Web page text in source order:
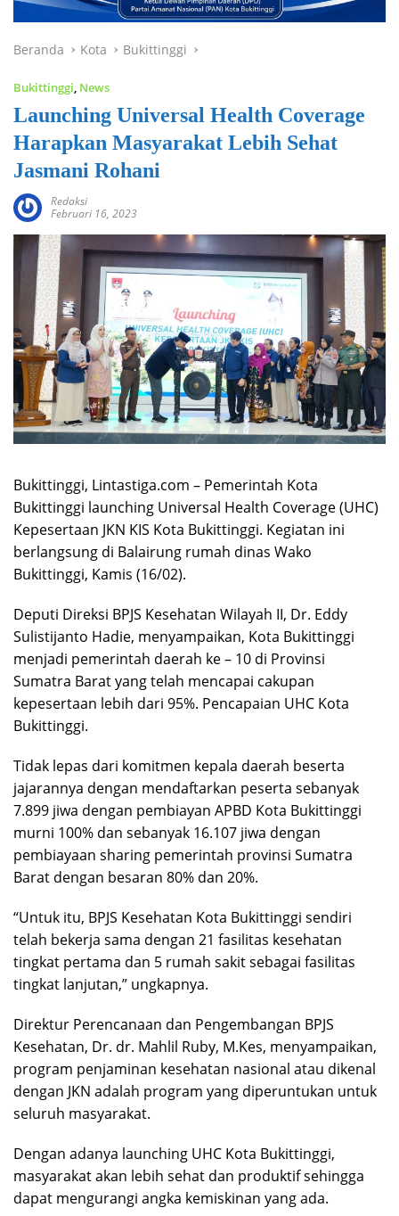
Beranda Kota Bukittinggi
Bukittinggi News
Launching Universal Health Coverage
Harapkan Masyarakat Lebih Sehat
Jasmani Rohani
Redaksi
Februari 16, 2023
Bukittinggi, Lintastiga.com – Pemerintah Kota
Bukittinggi launching Universal Health Coverage (UHC)
Kepesertaan JKN KIS Kota Bukittinggi. Kegiatan ini
berlangsung di Balairung rumah dinas Wako
Bukittinggi, Kamis (16/02).
Deputi Direksi BPJS Kesehatan Wilayah II, Dr. Eddy
Sulistijanto Hadie, menyampaikan, Kota Bukittinggi
menjadi pemerintah daerah ke – 10 di Provinsi
Sumatra Barat yang telah mencapai cakupan
kepesertaan lebih dari 95%. Pencapaian UHC Kota
Bukittinggi.
Tidak lepas dari komitmen kepala daerah beserta
jajarannya dengan mendaftarkan peserta sebanyak
7.899 jiwa dengan pembiayan APBD Kota Bukittinggi
murni 100% dan sebanyak 16.107 jiwa dengan
pembiayaan sharing pemerintah provinsi Sumatra
Barat dengan besaran 80% dan 20%.
“Untuk itu, BPJS Kesehatan Kota Bukittinggi sendiri
telah bekerja sama dengan 21 fasilitas kesehatan
tingkat pertama dan 5 rumah sakit sebagai fasilitas
tingkat lanjutan,” ungkapnya.
Direktur Perencanaan dan Pengembangan BPJS
Kesehatan, Dr. dr. Mahlil Ruby, M.Kes, menyampaikan,
program penjaminan kesehatan nasional atau dikenal
dengan JKN adalah program yang diperuntukan untuk
seluruh masyarakat.
Dengan adanya launching UHC Kota Bukittinggi,
masyarakat akan lebih sehat dan produktif sehingga
dapat mengurangi angka kemiskinan yang ada.